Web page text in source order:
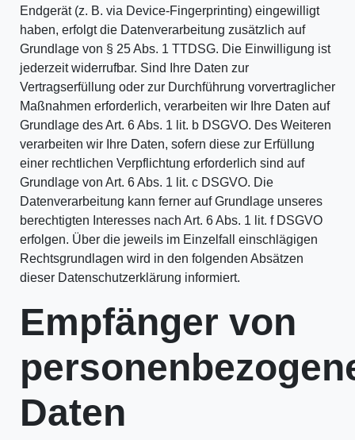
Endgerät (z. B. via Device-Fingerprinting) eingewilligt
haben, erfolgt die Datenverarbeitung zusätzlich auf
Grundlage von § 25 Abs. 1 TTDSG. Die Einwilligung ist
jederzeit widerrufbar. Sind Ihre Daten zur
Vertragserfüllung oder zur Durchführung vorvertraglicher
Maßnahmen erforderlich, verarbeiten wir Ihre Daten auf
Grundlage des Art. 6 Abs. 1 lit. b DSGVO. Des Weiteren
verarbeiten wir Ihre Daten, sofern diese zur Erfüllung
einer rechtlichen Verpflichtung erforderlich sind auf
Grundlage von Art. 6 Abs. 1 lit. c DSGVO. Die
Datenverarbeitung kann ferner auf Grundlage unseres
berechtigten Interesses nach Art. 6 Abs. 1 lit. f DSGVO
erfolgen. Über die jeweils im Einzelfall einschlägigen
Rechtsgrundlagen wird in den folgenden Absätzen
dieser Datenschutzerklärung informiert.
Empfänger von
Daten